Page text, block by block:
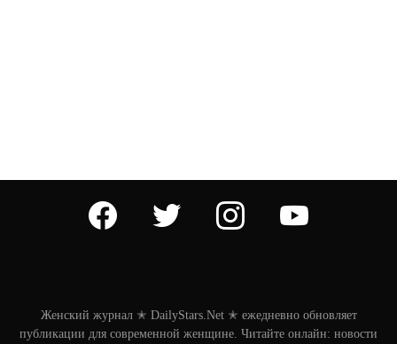
facebook twitter instagram
Женский журнал ✭ DailyStars.Net ✭ ежедневно обновляет
публикации для современной женщине. Читайте онлайн: новости